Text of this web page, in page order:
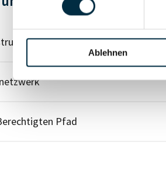
Ablehnen
Pfad